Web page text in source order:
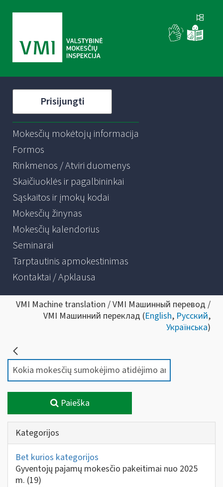
Prisijungti
Mokesčių mokėtojų informacija
Formos
Rinkmenos / Atviri duomenys
Skaičiuoklės ir pagalbininkai
Sąskaitos ir įmokų kodai
Mokesčių žinynas
Mokesčių kalendorius
Seminarai
Tarptautinis apmokestinimas
Kontaktai / Apklausa
VMI Machine translation / VMI Машинный перевод /
VMI Машинний переклад (English, Русский,
Українська)
Paieška
Kategorijos
Bet kurios kategorijos
Gyventojų pajamų mokesčio pakeitimai nuo 2025
m. (19)